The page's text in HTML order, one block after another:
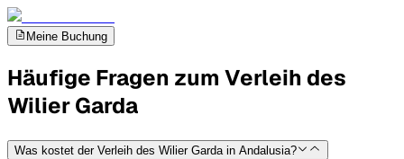
Meine Buchung
Häufige Fragen zum Verleih des
Wilier Garda
Was kostet der Verleih des Wilier Garda in Andalusia?